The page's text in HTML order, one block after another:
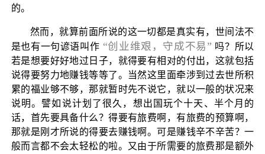
的。
然而，就算前面所说的这一切都是真实有，世间法不
是也有一句谚语叫作 “创业维艰，守成不易” 吗？所以
若是想要好好地过日子，就得要有相对的付出，这就包括
说得要努力地赚钱等等了。当然这里面牵涉到过去世所积
累的福业够不够，那就暂时先不说它，就以一般的状况来
说明。譬如说计划了很久，想出国玩个十天、半个月的
话，首先要具备什么？得要有旅费啊，有旅费的预算啊，
那就是刚才所说的得要去赚钱啊。可是赚钱辛不辛苦？一
般而言都不会太轻松的啦。又由于所需要的旅费那是额外